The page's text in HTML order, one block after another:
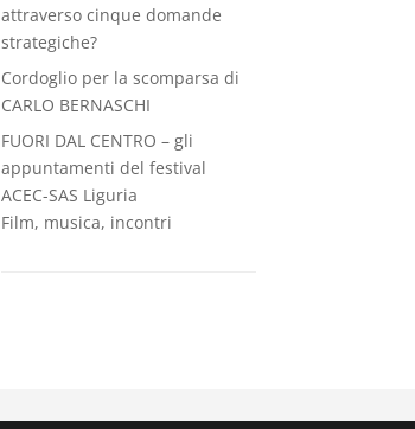
attraverso cinque domande
strategiche?
Cordoglio per la scomparsa di
CARLO BERNASCHI
FUORI DAL CENTRO – gli
appuntamenti del festival
ACEC-SAS Liguria
Film, musica, incontri